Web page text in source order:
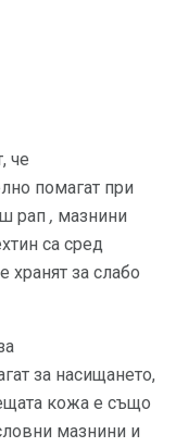
че
помагат при
рап , мазнини
са сред
хранят за слабо
за насищането,
кожа е също
мазнини и